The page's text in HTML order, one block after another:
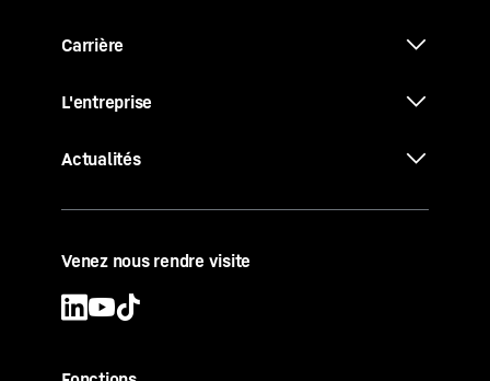
Carrière
L'entreprise
Actualités
Venez nous rendre visite